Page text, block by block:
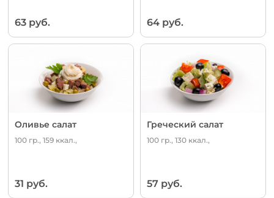
63 руб. 64 руб.
Оливье салат
100 гр., 159 ккал.,
31 руб.
Греческий салат
100 гр., 130 ккал.,
57 руб.